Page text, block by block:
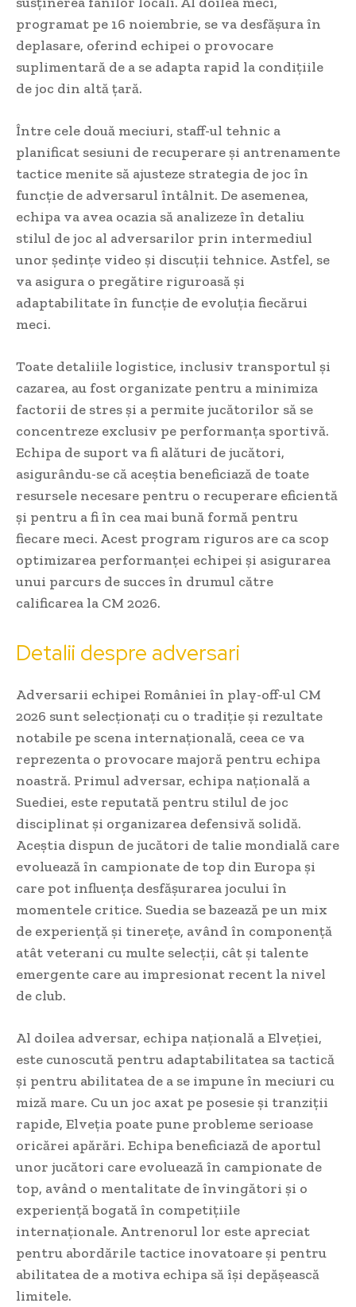
programat pe 16 noiembrie, se va desfășura în
deplasare, oferind echipei o provocare
suplimentară de a se adapta rapid la condițiile
de joc din altă țară.
Între cele două meciuri, staff-ul tehnic a
planificat sesiuni de recuperare și antrenamente
tactice menite să ajusteze strategia de joc în
funcție de adversarul întâlnit. De asemenea,
echipa va avea ocazia să analizeze în detaliu
stilul de joc al adversarilor prin intermediul
unor ședințe video și discuții tehnice. Astfel, se
va asigura o pregătire riguroasă și
adaptabilitate în funcție de evoluția fiecărui
meci.
Toate detaliile logistice, inclusiv transportul și
cazarea, au fost organizate pentru a minimiza
factorii de stres și a permite jucătorilor să se
concentreze exclusiv pe performanța sportivă.
Echipa de suport va fi alături de jucători,
asigurându-se că aceștia beneficiază de toate
resursele necesare pentru o recuperare eficientă
și pentru a fi în cea mai bună formă pentru
fiecare meci. Acest program riguros are ca scop
optimizarea performanței echipei și asigurarea
unui parcurs de succes în drumul către
calificarea la CM 2026.
Detalii despre adversari
Adversarii echipei României în play-off-ul CM
2026 sunt selecționați cu o tradiție și rezultate
notabile pe scena internațională, ceea ce va
reprezenta o provocare majoră pentru echipa
noastră. Primul adversar, echipa națională a
Suediei, este reputată pentru stilul de joc
disciplinat și organizarea defensivă solidă.
Aceștia dispun de jucători de talie mondială care
evoluează în campionate de top din Europa și
care pot influența desfășurarea jocului în
momentele critice. Suedia se bazează pe un mix
de experiență și tinerețe, având în componență
atât veterani cu multe selecții, cât și talente
emergente care au impresionat recent la nivel
de club.
Al doilea adversar, echipa națională a Elveției,
este cunoscută pentru adaptabilitatea sa tactică
și pentru abilitatea de a se impune în meciuri cu
miză mare. Cu un joc axat pe posesie și tranziții
rapide, Elveția poate pune probleme serioase
oricărei apărări. Echipa beneficiază de aportul
unor jucători care evoluează în campionate de
top, având o mentalitate de învingători și o
experiență bogată în competițiile
internaționale. Antrenorul lor este apreciat
pentru abordările tactice inovatoare și pentru
abilitatea de a motiva echipa să își depășească
limitele.